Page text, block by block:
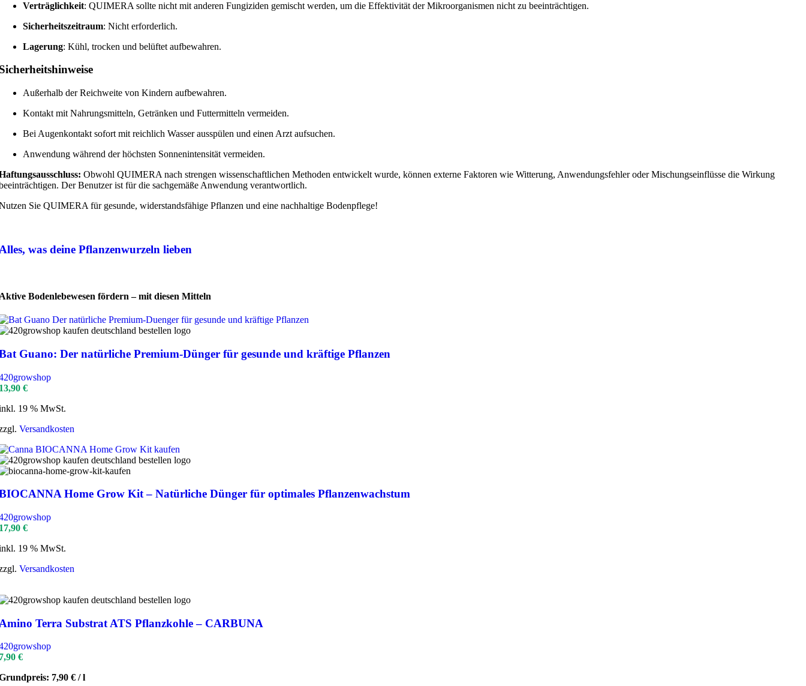
Verträglichkeit: QUIMERA sollte nicht mit anderen Fungiziden gemischt werden, um die Effektivität der Mikroorganismen nicht zu beeinträchtigen.
Sicherheitszeitraum: Nicht erforderlich.
Lagerung: Kühl, trocken und belüftet aufbewahren.
Außerhalb der Reichweite von Kindern aufbewahren.
Kontakt mit Nahrungsmitteln, Getränken und Futtermitteln vermeiden.
Bei Augenkontakt sofort mit reichlich Wasser ausspülen und einen Arzt aufsuchen.
Anwendung während der höchsten Sonnenintensität vermeiden.
Obwohl QUIMERA nach strengen wissenschaftlichen Methoden entwickelt wurde, können externe Faktoren wie Witterung, Anwendungsfehler oder Mischungseinflüsse die Wirkung
Der Benutzer ist für die sachgemäße Anwendung verantwortlich.
Sie QUIMERA für gesunde, widerstandsfähige Pflanzen und eine nachhaltige Bodenpflege!
was deine Pflanzenwurzeln lieben
Bodenlebewesen fördern – mit diesen Mitteln
Guano: Der natürliche Premium-Dünger für gesunde und kräftige Pflanzen
€
19 % MwSt.
Versandkosten
Home Grow Kit – Natürliche Dünger für optimales Pflanzenwachstum
€
19 % MwSt.
Versandkosten
Terra Substrat ATS Pflanzkohle – CARBUNA
€
7,90 € /l